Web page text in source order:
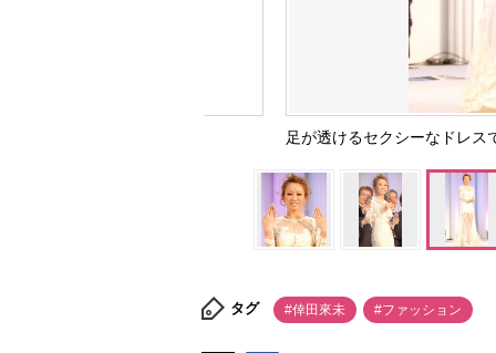
足が透けるセクシーなドレ
タグ #倖田來未 #ファッション